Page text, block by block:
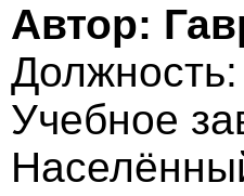
Автор:
Должность:
Учебное